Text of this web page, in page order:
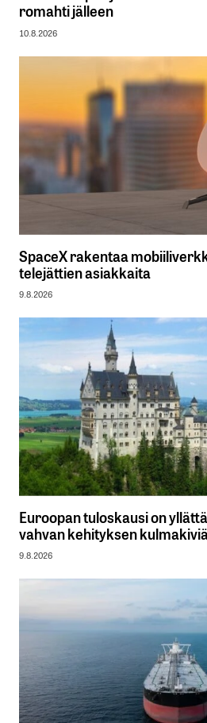
romahti jälleen
10.8.2026
SpaceX rakentaa
telejättien asiakkaita
9.8.2026
Euroopan tuloskausi on
vahvan kehityksen
9.8.2026